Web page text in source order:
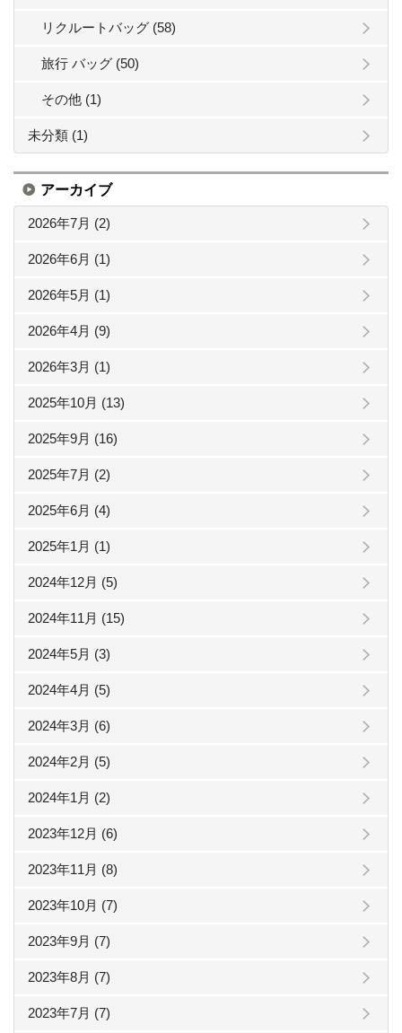
リクルートバッグ (58)
旅行 バッグ (50)
その他 (1)
未分類 (1)
アーカイブ
2026年7月 (2)
2026年6月 (1)
2026年5月 (1)
2026年4月 (9)
2026年3月 (1)
2025年10月 (13)
2025年9月 (16)
2025年7月 (2)
2025年6月 (4)
2025年1月 (1)
2024年12月 (5)
2024年11月 (15)
2024年5月 (3)
2024年4月 (5)
2024年3月 (6)
2024年2月 (5)
2024年1月 (2)
2023年12月 (6)
2023年11月 (8)
2023年10月 (7)
2023年9月 (7)
2023年8月 (7)
2023年7月 (7)